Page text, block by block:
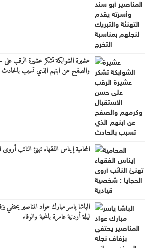
عشيرة الشوابكة تشكر عشيرة الرقب
والصفح عن ابنهم الذي تسبب بالحادث
المحامية إيناس الفقهاء تهنئ النائب أروى
الباشا ياسر مبارك عواد المناصير
ليلة أردنية عامرة بالمحبة والوفاء